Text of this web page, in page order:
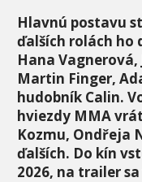
Hlavnú postavu
ďalších rolách ho
Hana
Martin Finger,
hudobník Calin.
hviezdy MMA
Kozmu, Ondřeja
ďalších. Do kín
2026, na trailer